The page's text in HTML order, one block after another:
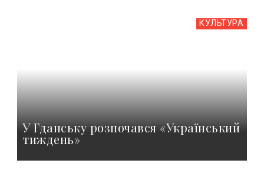
КУЛЬТУРА
У Гданську розпочався «Український
тиждень»